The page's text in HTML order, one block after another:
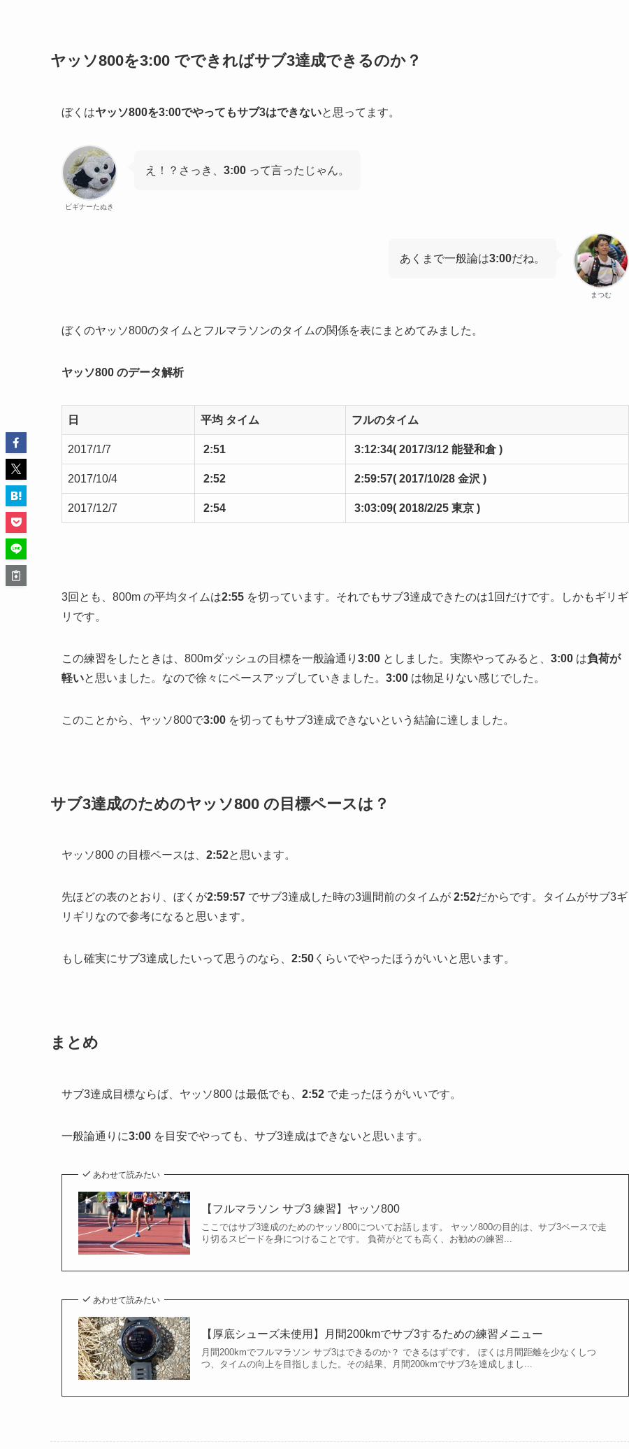
ヤッソ800を3:00 でできればサブ3達成できるのか？
ぼくはヤッソ800を3:00でやってもサブ3はできないと思ってます。
ビギナーたぬき
え！？さっき、 3:00 って言ったじゃん。
まつむ
あくまで一般論は3:00だね。
ぼくのヤッソ800のタイムとフルマラソンのタイムの関係を表にまとめてみました。
ヤッソ800 のデータ解析
日 平均 タイム フルのタイム
2017/1/7 2:51 3:12:34( 2017/3/12 能登和倉 )
2017/10/4 2:52 2:59:57( 2017/10/28 金沢 )
2017/12/7 2:54 3:03:09( 2018/2/25 東京 )
3回とも、800m の平均タイムは2:55 を切っています。それでもサブ3達成できたのは1回だけです。しかもギリギ
リです。
この練習をしたときは、800mダッシュの目標を一般論通り 3:00 としました。実際やってみると、 3:00 は負荷が
軽いと思いました。なので徐々にペースアップしていきました。 3:00 は物足りない感じでした。
このことから、ヤッソ800で3:00 を切ってもサブ3達成できないという結論に達しました。
サブ3達成のためのヤッソ800 の目標ペースは？
ヤッソ800 の目標ペースは、 2:52と思います。
先ほどの表のとおり、ぼくが2:59:57 でサブ3達成した時の3週間前のタイムが 2:52だからです。タイムがサブ3ギ
リギリなので参考になると思います。
もし確実にサブ3達成したいって思うのなら、 2:50 くらいでやったほうがいいと思います。
まとめ
サブ3達成目標ならば、ヤッソ800 は最低でも、 2:52 で走ったほうがいいです。
一般論通りに3:00 を目安でやっても、サブ3達成はできないと思います。
あわせて読みたい
【フルマラソン サブ3 練習】ヤッソ800
ここではサブ3達成のためのヤッソ800についてお話します。 ヤッソ800の目的は、サブ3ペースで走
り切るスピードを身につけることです。 負荷がとても高く、お勧めの練習...
あわせて読みたい
【厚底シューズ未使用】月間200kmでサブ3するための練習メニュー
月間200kmでフルマラソン サブ3はできるのか？ できるはずです。 ぼくは月間距離を少なくしつ
つ、タイムの向上を目指しました。その結果、月間200kmでサブ3を達成しまし...